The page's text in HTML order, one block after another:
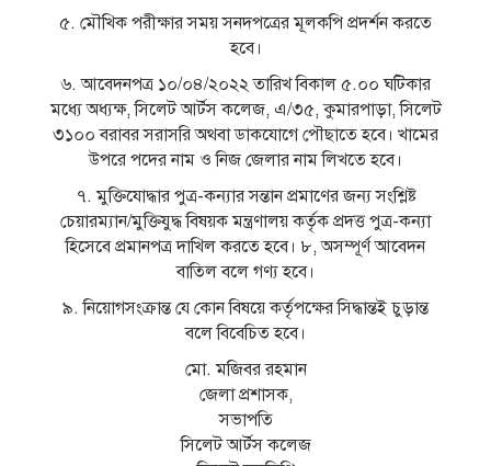
৫. মৌখিক পরীক্ষার সময় সনদপত্রের মূলকপি প্রদর্শন করতে
হবে।
৬. আবেদনপত্র ১০/০৪/২০২২ তারিখ বিকাল ৫.০০ ঘটিকার
মধ্যে অধ্যক্ষ, সিলেট আর্টস কলেজ, এ/৩৫, কুমারপাড়া, সিলেট
৩১০০ বরাবর সরাসরি অথবা ডাকযােগে পৌছাতে হবে। খামের
উপরে পদের নাম ও নিজ জেলার নাম লিখতে হবে।
৭. মুক্তিযােদ্ধার পুত্র-কন্যার সন্তান প্রমাণের জন্য সংশ্লিষ্ট
চেয়ারম্যান/মুক্তিযুদ্ধ বিষয়ক মন্ত্রণালয় কর্তৃক প্রদত্ত পুত্র-কন্যা
হিসেবে প্রমানপত্র দাখিল করতে হবে। ৮, অসম্পূর্ণ আবেদন
বাতিল বলে গণ্য হবে।
৯. নিয়ােগসংক্রান্ত যে কোন বিষয়ে কর্তৃপক্ষের সিদ্ধান্তই চুড়ান্ত
বলে বিবেচিত হবে।
মাে. মজিবর রহমান
জেলা প্রশাসক,
সভাপতি
সিলেট আর্টস কলেজ